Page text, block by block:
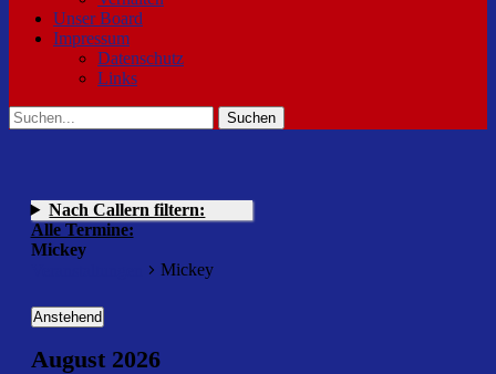
Unser Board
Impressum
Datenschutz
Links
Suchen
Suchen
nach:
Nach Callern filtern:
Alle Termine:
Mickey
Mickey
Veranstaltungen
Anstehend
wählen.
August 2026